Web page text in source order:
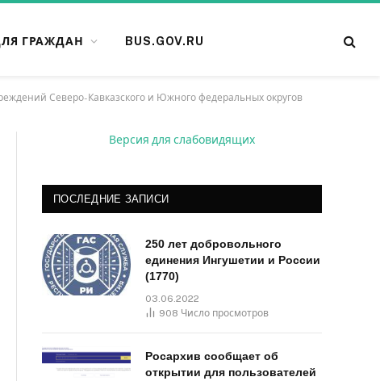
ГРАЖДАН BUS.GOV.RU
Северо-Кавказского и Южного федеральных округов
Версия для слабовидящих
ПОСЛЕДНИЕ ЗАПИСИ
250 лет добровольного
единения Ингушетии и России
(1770)
03.06.2022
908 Число просмотров
Росархив сообщает об
открытии для пользователей